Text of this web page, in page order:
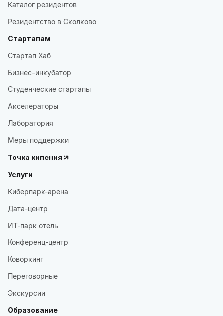
Каталог резидентов
Резидентство в Сколково
Стартапам
Стартап Хаб
Бизнес–инкубатор
Студенческие стартапы
Акселераторы
Лаборатория
Меры поддержки
Точка кипения
Услуги
Киберпарк-арена
Дата-центр
ИТ-парк отель
Конференц-центр
Коворкинг
Переговорные
Экскурсии
Образование